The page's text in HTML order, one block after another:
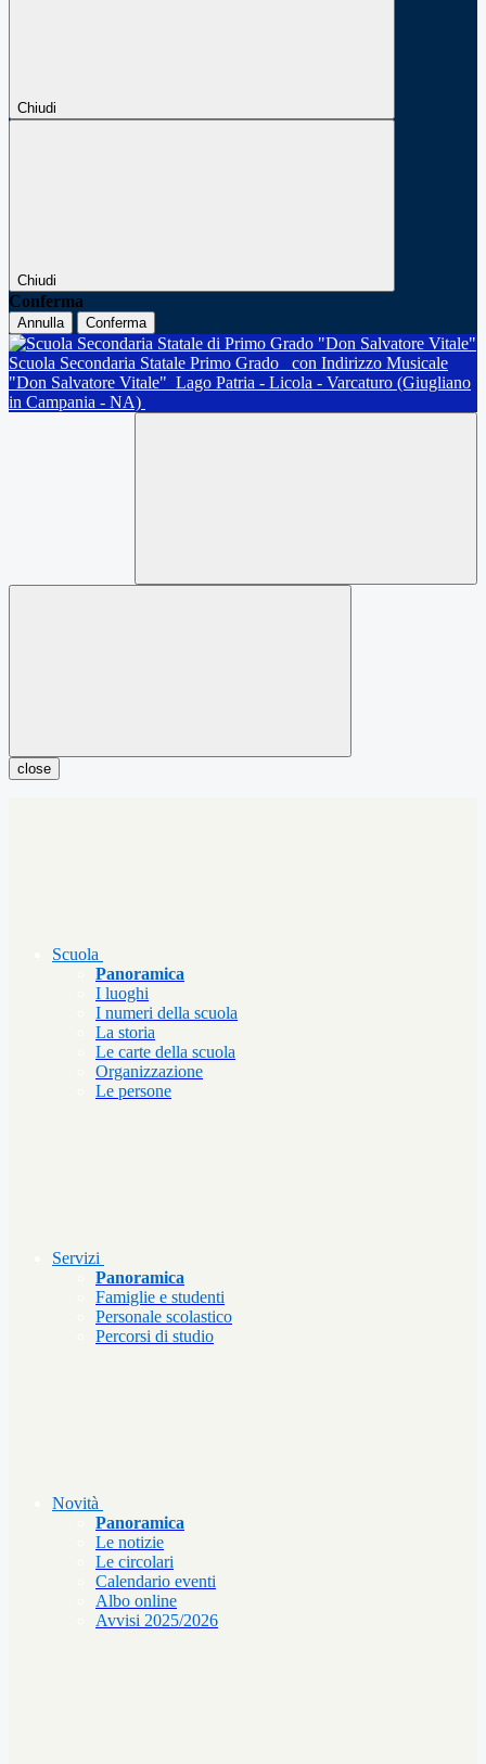
Chiudi
Chiudi
Conferma
Annulla Conferma
Scuola Secondaria Statale Primo Grado
con Indirizzo Musicale
"Don Salvatore Vitale" Lago Patria - Licola - Varcaturo (Giugliano
in Campania - NA)
close
Scuola
Panoramica
I luoghi
I numeri della scuola
La storia
Le carte della scuola
Organizzazione
Le persone
Servizi
Panoramica
Famiglie e studenti
Personale scolastico
Percorsi di studio
Novità
Panoramica
Le notizie
Le circolari
Calendario eventi
Albo online
Avvisi 2025/2026